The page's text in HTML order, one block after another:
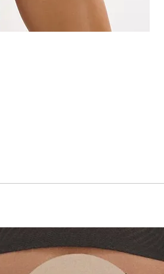
din material neted, moale si
din dantela integrala, cu un